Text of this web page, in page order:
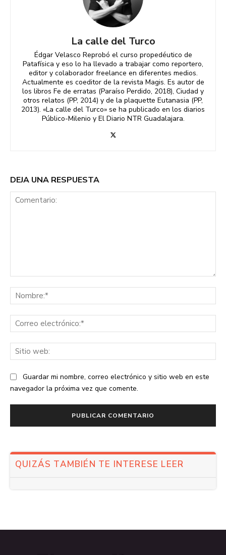
La calle del Turco
Édgar Velasco Reprobó el curso propedéutico de
Patafísica y eso lo ha llevado a trabajar como reportero,
editor y colaborador freelance en diferentes medios.
Actualmente es coeditor de la revista Magis. Es autor de
los libros Fe de erratas (Paraíso Perdido, 2018), Ciudad y
otros relatos (PP, 2014) y de la plaquette Eutanasia (PP,
2013). «La calle del Turco» se ha publicado en los diarios
Público-Milenio y El Diario NTR Guadalajara.
DEJA UNA RESPUESTA
Guardar mi nombre, correo electrónico y sitio web en este
navegador la próxima vez que comente.
QUIZÁS TAMBIÉN TE INTERESE LEER